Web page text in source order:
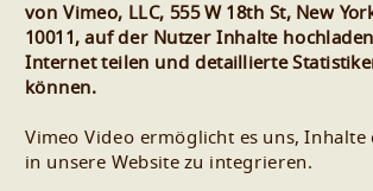
von Vimeo, LLC, 555 W 18th St, New
10011, auf der Nutzer Inhalte
Internet teilen und detaillierte
können.
Vimeo Video ermöglicht es uns,
in unsere Website zu integrieren.